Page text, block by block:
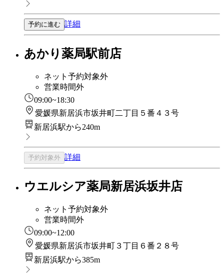
予約に進む 詳細
あかり薬局駅前店
ネット予約対象外
営業時間外
09:00~18:30
愛媛県新居浜市坂井町二丁目５番４３号
新居浜駅から240m
予約対象外 詳細
ウエルシア薬局新居浜坂井店
ネット予約対象外
営業時間外
09:00~12:00
愛媛県新居浜市坂井町３丁目６番２８号
新居浜駅から385m